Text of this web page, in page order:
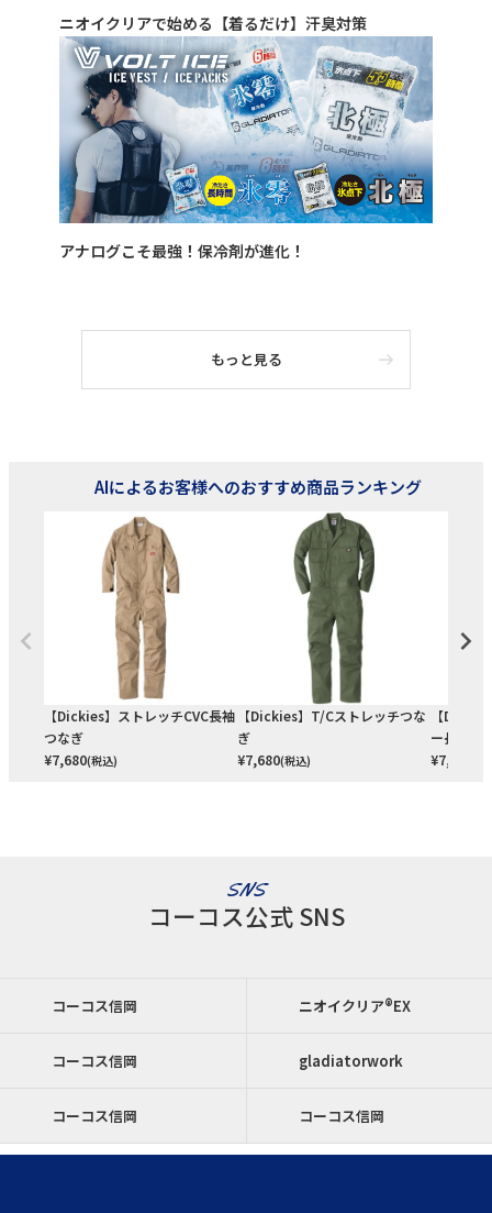
ニオイクリアで始める【着るだけ】汗臭対策
アナログこそ最強！保冷剤が進化！
もっと見る
AIによるお客様へのおすすめ商品ランキング
【Dickies】ストレッチCVC長袖
つなぎ
¥7,680(税込)
【Dickies】T/Cストレッチつな
ぎ
¥7,680(税込)
【
ー長袖ラ
¥7,680
SNS
コーコス公式 SNS
コーコス信岡 ニオイクリア®EX
コーコス信岡 gladiatorwork
コーコス信岡 コーコス信岡